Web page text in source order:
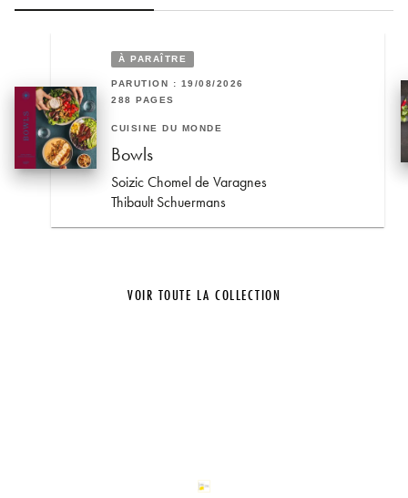
À PARAÎTRE
PARUTION : 19/08/2026
288 PAGES
CUISINE DU MONDE
Bowls
Soizic Chomel de Varagnes
Thibault Schuermans
VOIR TOUTE LA COLLECTION